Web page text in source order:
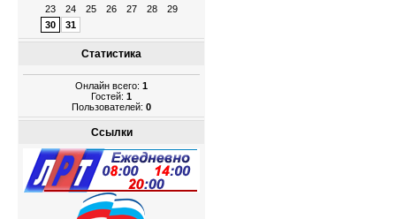
23
24 25 26 27 28
29
30
31
Статистика
Онлайн всего: 1
Гостей: 1
Пользователей: 0
Ссылки